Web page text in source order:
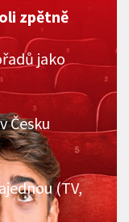
zpětně
jako
Česku
(TV,